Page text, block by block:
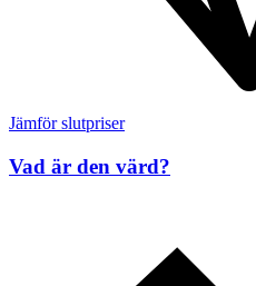
Jämför slutpriser
Vad är den värd?